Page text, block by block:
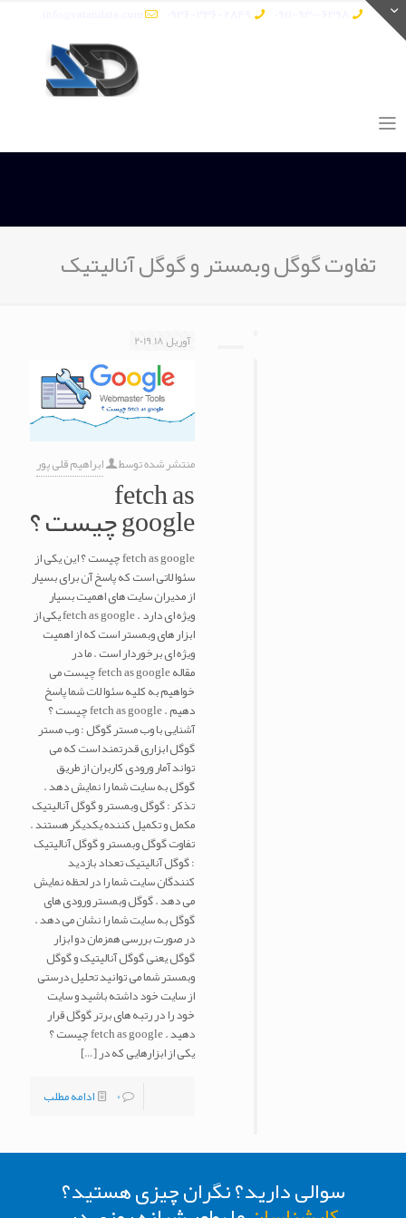
تفاوت گوگل وبمستر و گوگل آنالیتیک
آوریل 18, 2019
منتشر شده توسط ابراهیم قلی پور
fetch as
google چیست ؟
fetch as google چیست ؟ این یکی از
سئوالاتی است که پاسخ آن برای بسیار
از مدیران سایت های اهمیت بسیار
ویژه ای دارد . fetch as google یکی از
ابزار های وبمستر است که از اهمیت
ویژه ای برخوردار است . ما در
مقاله fetch as google چیست می
خواهیم به کلیه سئوالات شما پاسخ
دهیم . fetch as google چیست ؟
آشنایی با وب مستر گوگل : وب مستر
گوگل ابزاری قدرتمند است که می
تواند آمار ورودی کاربران از طریق
گوگل به سایت شما را نمایش دهد .
تذکر : گوگل وبمستر و گوگل آنالیتیک
مکمل و تکمیل کننده یکدیگر هستند .
تفاوت گوگل وبمستر و گوگل آنالیتیک
: گوگل آنالیتیک تعداد بازدید
کنندگان سایت شما را در لحظه نمایش
می دهد . گوگل وبمستر ورودی های
گوگل به سایت شما را نشان می دهد .
در صورت بررسی همزمان دو ابزار
گوگل یعنی گوگل آنالیتیک و گوگل
وبمستر شما می توانید تحلیل درستی
از سایت خود داشته باشید و سایت
خود را در رتبه های برتر گوگل قرار
دهید . fetch as google چیست ؟
یکی از ابزارهایی که در[…]
0
ادامه مطلب
سوالی دارید؟ نگران چیزی هستید؟